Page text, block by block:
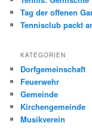
Tag der offenen
Tennisclub packt
KATEGORIEN
Dorfgemeinschaft
Feuerwehr
Gemeinde
Kirchengemeinde
Musikverein